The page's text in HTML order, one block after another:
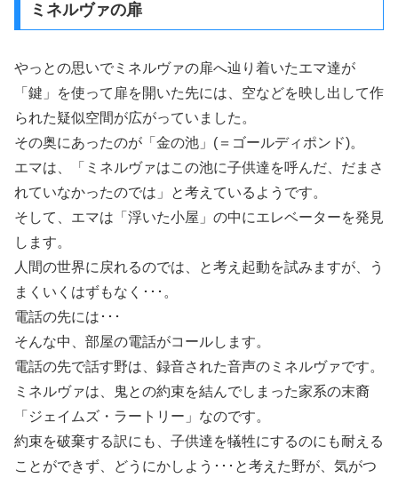
ミネルヴァの扉
やっとの思いでミネルヴァの扉へ辿り着いたエマ達が
「鍵」を使って扉を開いた先には、空などを映し出して作
られた疑似空間が広がっていました。
その奥にあったのが「金の池」(＝ゴールディポンド)。
エマは、「ミネルヴァはこの池に子供達を呼んだ、だまさ
れていなかったのでは」と考えているようです。
そして、エマは「浮いた小屋」の中にエレベーターを発見
します。
人間の世界に戻れるのでは、と考え起動を試みますが、う
まくいくはずもなく･･･。
電話の先には･･･
そんな中、部屋の電話がコールします。
電話の先で話す野は、録音された音声のミネルヴァです。
ミネルヴァは、鬼との約束を結んでしまった家系の末裔
「ジェイムズ・ラートリー」なのです。
約束を破棄する訳にも、子供達を犠牲にするのにも耐える
ことができず、どうにかしよう･･･と考えた野が、気がつ